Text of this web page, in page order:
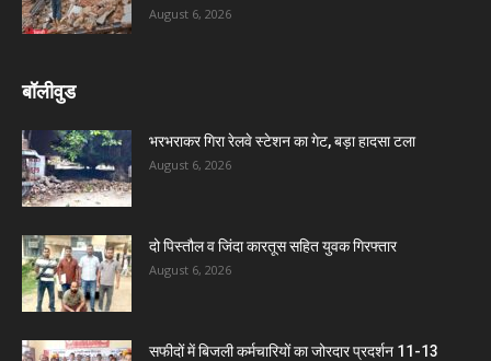
August 6, 2026
बॉलीवुड
भरभराकर गिरा रेलवे स्टेशन का गेट, बड़ा हादसा टला
August 6, 2026
दो पिस्तौल व जिंदा कारतूस सहित युवक गिरफ्तार
August 6, 2026
सफीदों में बिजली कर्मचारियों का जोरदार प्रदर्शन 11-13